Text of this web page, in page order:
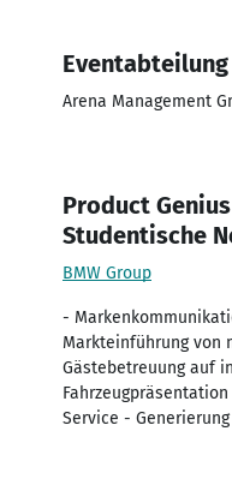
Arena Management
Product
Studentische
BMW Group
-
Markteinführung von
Gästebetreuung auf
Service -